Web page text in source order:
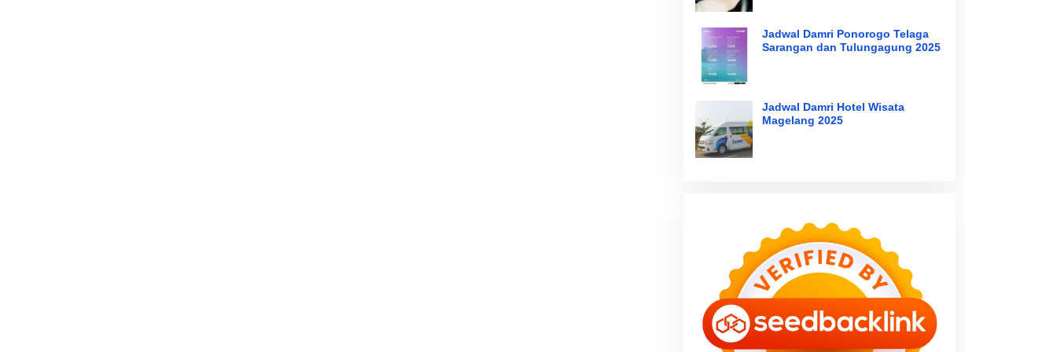
Jadwal Damri Ponorogo Telaga
Sarangan dan Tulungagung 2025
Jadwal Damri Hotel Wisata
Magelang 2025